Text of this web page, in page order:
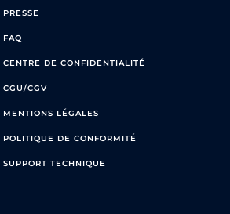
PRESSE
FAQ
CENTRE DE CONFIDENTIALITÉ
CGU/CGV
MENTIONS LÉGALES
POLITIQUE DE CONFORMITÉ
SUPPORT TECHNIQUE